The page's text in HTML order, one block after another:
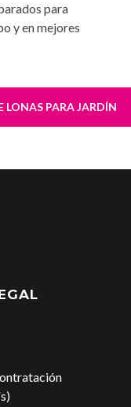
para
y en mejores
LONAS PARA JARDÍN